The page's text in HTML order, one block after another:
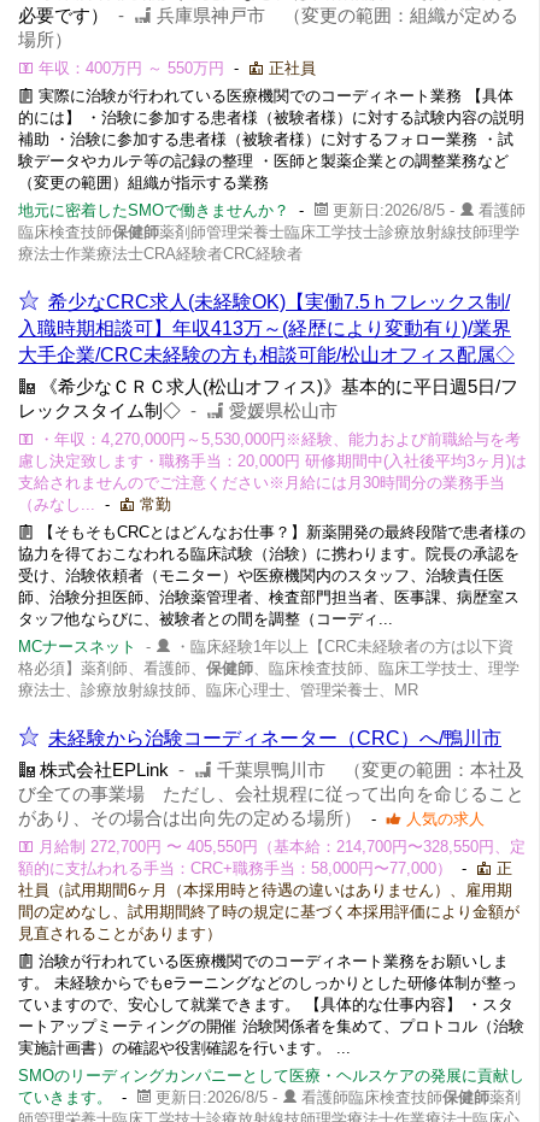
必要です）
-
兵庫県神戸市 （変更の範囲：組織が定める
場所）
年収：400万円 ～ 550万円 -
正社員
実際に治験が行われている医療機関でのコーディネート業務 【具体
的には】 ・治験に参加する患者様（被験者様）に対する試験内容の説明
補助 ・治験に参加する患者様（被験者様）に対するフォロー業務 ・試
験データやカルテ等の記録の整理 ・医師と製薬企業との調整業務など
（変更の範囲）組織が指示する業務
地元に密着したSMOで働きませんか？
- 更新日:2026/8/5 -
看護師
臨床検査技師保健師薬剤師管理栄養士臨床工学技士診療放射線技師理学
療法士作業療法士CRA経験者CRC経験者
希少なCRC求人(未経験OK)【実働7.5ｈフレックス制/
入職時期相談可】年収413万～(経歴により変動有り)/業界
大手企業/CRC未経験の方も相談可能/松山オフィス配属◇
《希少なＣＲＣ求人(松山オフィス)》基本的に平日週5日/フ
レックスタイム制◇ - 愛媛県松山市
・年収：4,270,000円～5,530,000円※経験、能力および前職給与を考
慮し決定致します・職務手当：20,000円 研修期間中(入社後平均3ヶ月)は
支給されませんのでご注意ください※月給には月30時間分の業務手当
（みなし...
-
常勤
【そもそもCRCとはどんなお仕事？】新薬開発の最終段階で患者様の
協力を得ておこなわれる臨床試験（治験）に携わります。院長の承認を
受け、治験依頼者（モニター）や医療機関内のスタッフ、治験責任医
師、治験分担医師、治験薬管理者、検査部門担当者、医事課、病歴室ス
タッフ他ならびに、被験者との間を調整（コーディ...
MCナースネット
-
・臨床経験1年以上【CRC未経験者の方は以下資
格必須】薬剤師、看護師、 保健師 、臨床検査技師、臨床工学技士、理学
療法士、診療放射線技師、臨床心理士、管理栄養士、MR
未経験から治験コーディネーター（CRC）へ/鴨川市
株式会社EPLink -
千葉県鴨川市 （変更の範囲：本社及
び全ての事業場 ただし、会社規程に従って出向を命じること
があり、その場合は出向先の定める場所）
-
人気の求人
月給制 272,700円 〜 405,550円（基本給：214,700円〜328,550円、定
額的に支払われる手当：CRC+職務手当：58,000円〜77,000）
-
正
社員（試用期間6ヶ月（本採用時と待遇の違いはありません）、雇用期
間の定めなし、試用期間終了時の規定に基づく本採用評価により金額が
見直されることがあります）
治験が行われている医療機関でのコーディネート業務をお願いしま
す。 未経験からでもeラーニングなどのしっかりとした研修体制が整っ
ていますので、安心して就業できます。 【具体的な仕事内容】 ・スタ
ートアップミーティングの開催 治験関係者を集めて、プロトコル（治験
実施計画書）の確認や役割確認を行います。 ...
SMOのリーディングカンパニーとして医療・ヘルスケアの発展に貢献し
ていきます。
- 更新日:2026/8/5 - 看護師臨床検査技師保健師薬剤